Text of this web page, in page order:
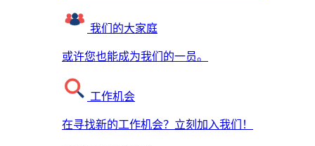
我们的大家庭
或许您也能成为我们的一员。
工作机会
在寻找新的工作机会？立刻加入我们！